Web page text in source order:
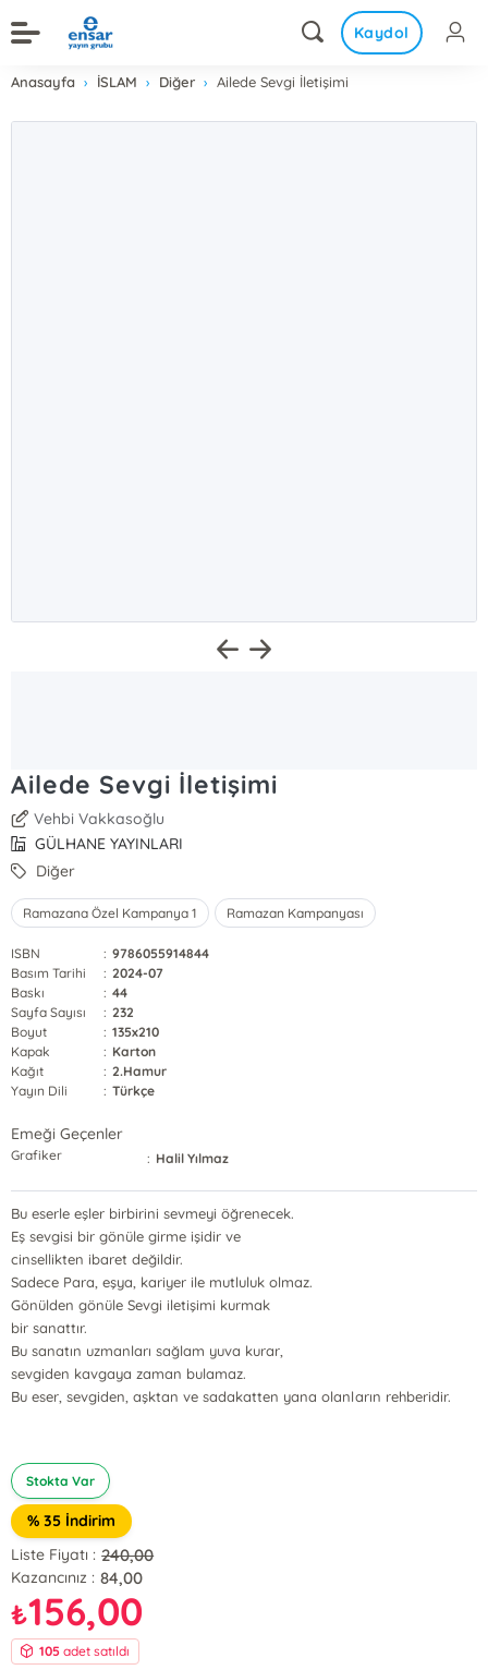
Kaydol
Anasayfa İSLAM Diğer Ailede Sevgi İletişimi
Ailede Sevgi İletişimi
Vehbi Vakkasoğlu
GÜLHANE YAYINLARI
Diğer
Ramazana Özel Kampanya 1 Ramazan Kampanyası
ISBN : 9786055914844
Basım Tarihi
: 2024-07
Baskı
: 44
Sayfa Sayısı
: 232
Boyut
: 135x210
Kapak
: Karton
Kağıt
: 2.Hamur
Yayın Dili
: Türkçe
Emeği Geçenler
Grafiker : Halil Yılmaz
Bu eserle eşler birbirini sevmeyi öğrenecek.
Eş sevgisi bir gönüle girme işidir ve
cinsellikten ibaret değildir.
Sadece Para, eşya, kariyer ile mutluluk olmaz.
Gönülden gönüle Sevgi iletişimi kurmak
bir sanattır.
Bu sanatın uzmanları sağlam yuva kurar,
sevgiden kavgaya zaman bulamaz.
Bu eser, sevgiden, aşktan ve sadakatten yana olanların rehberidir.
Stokta Var
% 35 İndirim
Liste Fiyatı : 240,00
Kazancınız : 84,00
₺156,00
105 adet satıldı